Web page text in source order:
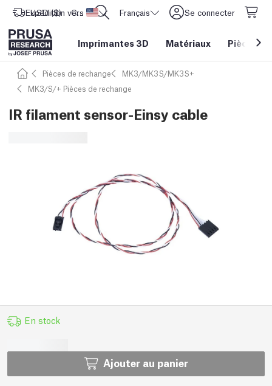
Expédition vers Etats-Unis d'Amérique
USD ($) CORE One L: Maintenant en stock ! Français Se connecter
Imprimantes 3D Matériaux Pièces&
Pièces de rechange
MK3/MK3S/MK3S+
MK3/S/+ Pièces de rechange
IR filament sensor-Einsy cable
En stock
Ajouter au panier